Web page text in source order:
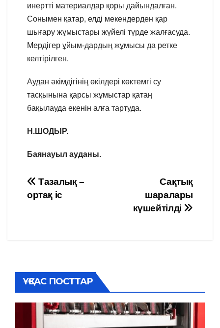
инертті материалдар қоры дайындалған.
Сонымен қатар, елді мекендерден қар
шығару жұмыстары жүйелі түрде жалғасуда.
Мердігер ұйым-дардың жұмысы да ретке
келтірілген.
Аудан әкімдігінің өкілдері көктемгі су
тасқынына қарсы жұмыстар қатаң
бақылауда екенін алға тартуда.
Н.ШОДЫР.
Баянауыл ауданы.
Навигация
по
Сақтық
шаралары
күшейтілді
Тазалық –
ортақ іс
ҰҚСАС ПОСТТАР